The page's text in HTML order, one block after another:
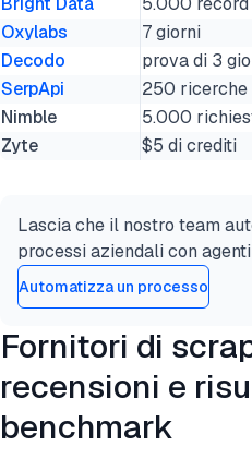
Oxylabs
7 giorni
Decodo
prova di 3
SerpApi
250 ricerche
Nimble
5.000
Zyte
$5 di crediti
Lascia che il nostro team
processi aziendali con
Automatizza un processo
Fornitori di
recensioni e
benchmark